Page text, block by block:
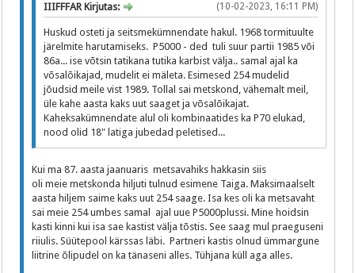
(10-02-2023, 16:11 PM)
IIIFFFAR Kirjutas:
Huskud osteti ja seitsmekümnendate hakul. 1968 tormituulte
järelmite harutamiseks. P5000 - ded tuli suur partii 1985 või
86a... ise võtsin tatikana tutika karbist välja.. samal ajal ka
võsalõikajad, mudelit ei mäleta. Esimesed 254 mudelid
jõudsid meile vist 1989. Tollal sai metskond, vähemalt meil,
üle kahe aasta kaks uut saaget ja võsalõikajat.
Kaheksakümnendate alul oli kombinaatides ka P70 elukad,
nood olid 18" latiga jubedad peletised...
Kui ma 87. aasta jaanuaris metsavahiks hakkasin siis
oli meie metskonda hiljuti tulnud esimene Taiga. Maksimaalselt
aasta hiljem saime kaks uut 254 saage. Isa kes oli ka metsavaht
sai meie 254 umbes samal ajal uue P5000plussi. Mine hoidsin
kasti kinni kui isa sae kastist välja tõstis. See saag mul praeguseni
riiulis. Süütepool kärssas läbi. Partneri kastis olnud ümmargune
liitrine õlipudel on ka tänaseni alles. Tühjana küll aga alles.